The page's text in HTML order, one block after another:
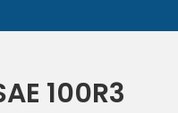
100R3